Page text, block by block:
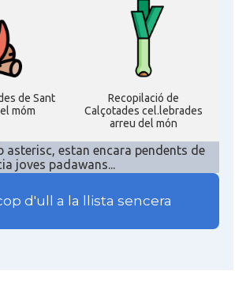
de Sant
móm
Recopilació de
Calçotades cel.lebrades
arreu del món
asterisc, estan encara pendents de
joves padawans...
d'ull a la llista sencera